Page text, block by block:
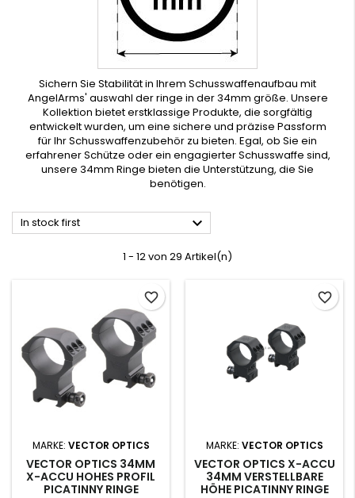
Sichern Sie Stabilität in Ihrem Schusswaffenaufbau mit
AngelArms' auswahl der ringe in der 34mm größe. Unsere
Kollektion bietet erstklassige Produkte, die sorgfältig
entwickelt wurden, um eine sichere und präzise Passform
für Ihr Schusswaffenzubehör zu bieten. Egal, ob Sie ein
erfahrener Schütze oder ein engagierter Schusswaffe sind,
unsere 34mm Ringe bieten die Unterstützung, die Sie
benötigen.
In stock first 
1 - 12 von 29 Artikel(n)
MARKE: VECTOR OPTICS
VECTOR OPTICS 34MM
X-ACCU HOHES PROFIL
PICATINNY RINGE
favorite_border
MARKE: VECTOR OPTICS
VECTOR OPTICS X-ACCU
34MM VERSTELLBARE
HÖHE PICATINNY RINGE
favorite_border